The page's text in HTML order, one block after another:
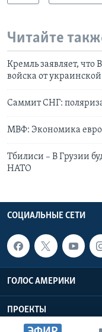
Читайте
Кремль заявляет, что
войска от
Саммит СНГ:
МВФ: Экономика
Тбилиси – В Грузии
НАТО
СОЦИАЛЬНЫЕ СЕТИ
ГОЛОС АМЕРИКИ
ПРОЕКТЫ